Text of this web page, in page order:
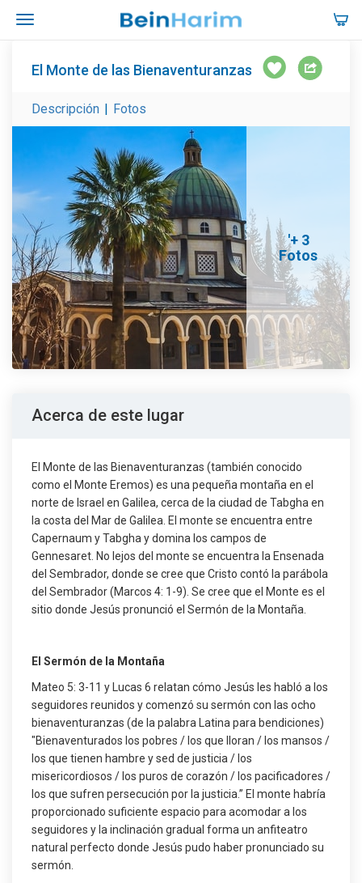
El Monte de las Bienaventuranzas
Descripción | Fotos
'+ 3
Fotos
Acerca de este lugar
El Monte de las Bienaventuranzas (también conocido
como el Monte Eremos) es una pequeña montaña en el
norte de Israel en Galilea, cerca de la ciudad de Tabgha en
la costa del Mar de Galilea. El monte se encuentra entre
Capernaum y Tabgha y domina los campos de
Gennesaret. No lejos del monte se encuentra la Ensenada
del Sembrador, donde se cree que Cristo contó la parábola
del Sembrador (Marcos 4: 1-9). Se cree que el Monte es el
sitio donde Jesús pronunció el Sermón de la Montaña.
El Sermón de la Montaña
Mateo 5: 3-11 y Lucas 6 relatan cómo Jesús les habló a los
seguidores reunidos y comenzó su sermón con las ocho
bienaventuranzas (de la palabra Latina para bendiciones)
"Bienaventurados los pobres / los que lloran / los mansos /
los que tienen hambre y sed de justicia / los
misericordiosos / los puros de corazón / los pacificadores /
los que sufren persecución por la justicia.” El monte habría
proporcionado suficiente espacio para acomodar a los
seguidores y la inclinación gradual forma un anfiteatro
natural perfecto donde Jesús pudo haber pronunciado su
sermón.